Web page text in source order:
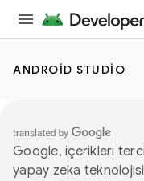
ANDROID STUDIO
Google, içerikleri
yapay zeka